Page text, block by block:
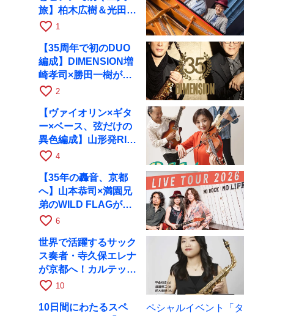
旅】柏木広樹＆光田健
一が11月12日に京都
favorite_border 1
【35周年で初のDUO
編成】DIMENSION増
崎孝司×勝田一樹が10
月11日に京都RAGへ
favorite_border 2
【ヴァイオリン×ギタ
ー×ベース、弦だけの
異色編成】山形発RIM
が初全国ツアーで8月
favorite_border 4
【35年の轟音、京都
へ】山本恭司×満園兄
弟のWILD FLAGが8
月6日にRAGでライブ
favorite_border 6
世界で活躍するサック
ス奏者・寺久保エレナ
が京都へ！カルテッ
ト・ツアー京都公演を
favorite_border 10
10日間にわたるスペ